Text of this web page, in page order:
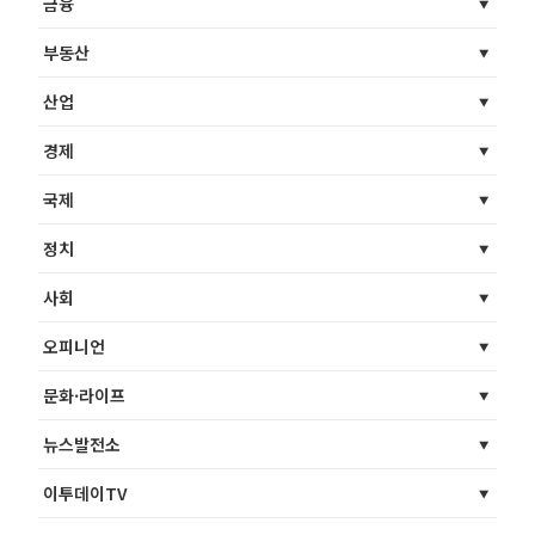
부동산
산업
경제
국제
정치
사회
오피니언
문화·라이프
뉴스발전소
이투데이TV